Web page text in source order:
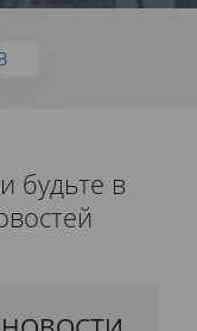
3
будьте в